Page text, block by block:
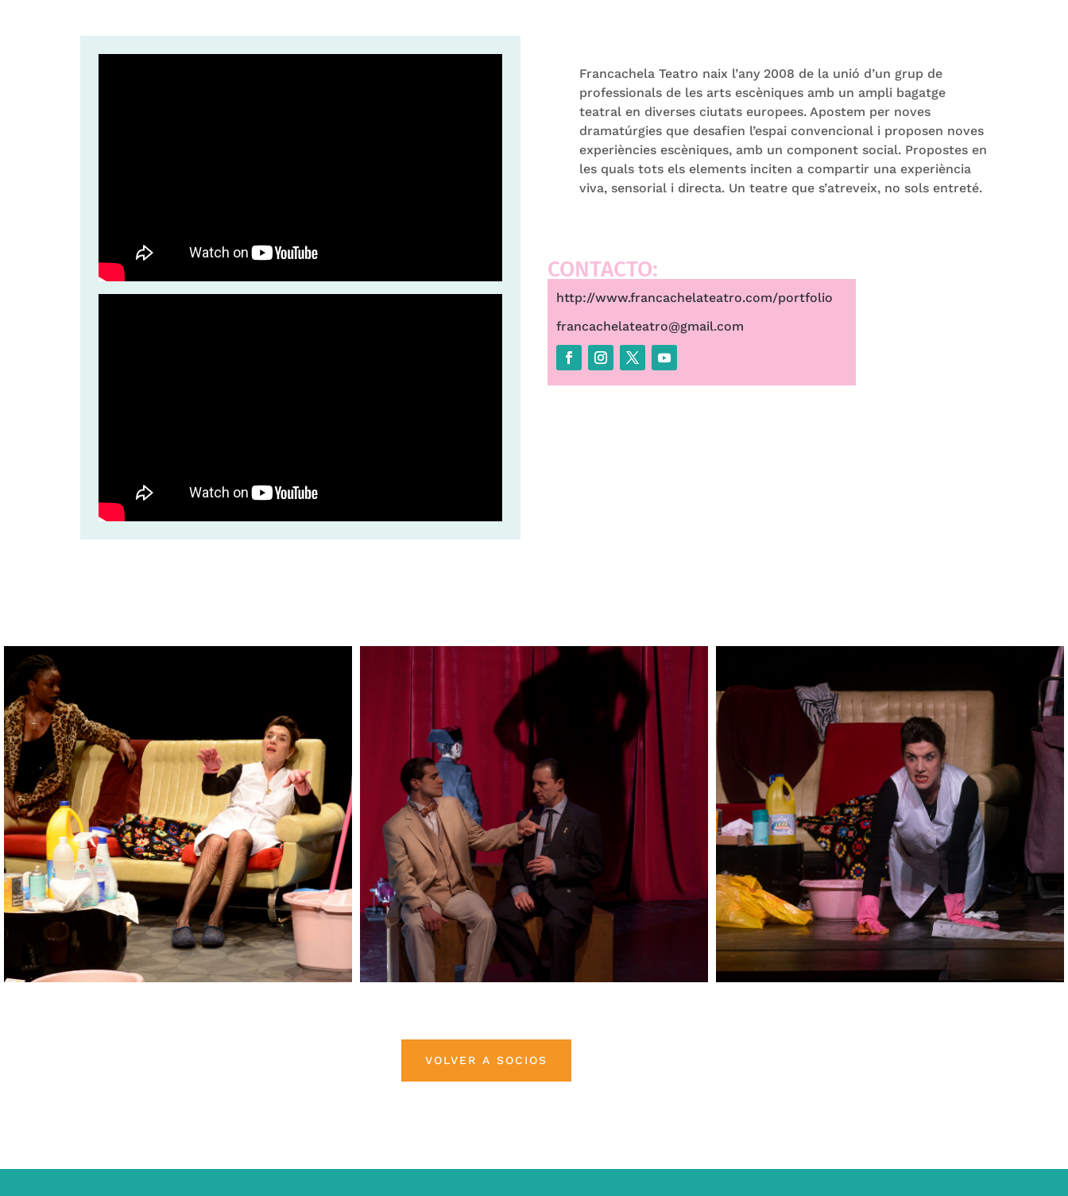
Francachela Teatro naix l’any 2008 de la unió d’un grup de
professionals de les arts escèniques amb un ampli bagatge
teatral en diverses ciutats europees. Apostem per noves
dramatúrgies que desafien l’espai convencional i proposen noves
experiències escèniques, amb un component social. Propostes en
les quals tots els elements inciten a compartir una experiència
viva, sensorial i directa. Un teatre que s’atreveix, no sols entreté.
CONTACTO:
http://www.francachelateatro.com/portfolio
francachelateatro@gmail.com
VOLVER A SOCIOS